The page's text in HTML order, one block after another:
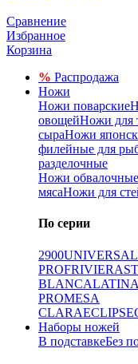
Сравнение
Избранное
Корзина
% Распродажа
Ножи
Ножи поварские
овощейНожи для
сыраНожи
филейные для
разделочные
Ножи обвалочные
мясаНожи для
По серии
2900UNIVERSAL
PROFRIVIERA
BLANCALATINA
PROMESA
CLARAECLIPSE
Наборы ножей
В подставкеБез